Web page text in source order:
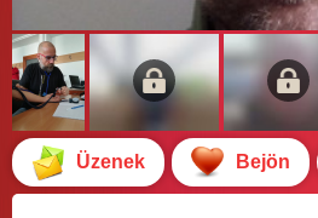
Üzenek Bejön